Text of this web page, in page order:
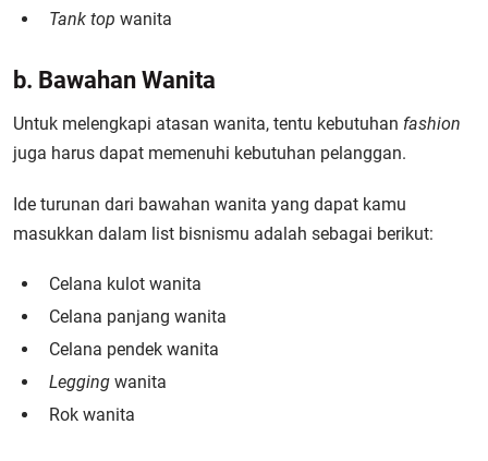
Tank top wanita
b. Bawahan Wanita
Untuk melengkapi atasan wanita, tentu kebutuhan fashion
juga harus dapat memenuhi kebutuhan pelanggan.
Ide turunan dari bawahan wanita yang dapat kamu
masukkan dalam list bisnismu adalah sebagai berikut:
Celana kulot wanita
Celana panjang wanita
Celana pendek wanita
Legging wanita
Rok wanita